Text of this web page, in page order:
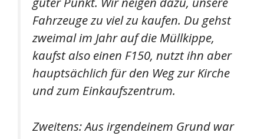
Fahrzeuge zu viel zu kaufen. Du gehst
zweimal im Jahr auf die Müllkippe,
kaufst also einen F150, nutzt ihn aber
hauptsächlich für den Weg zur Kirche
und zum Einkaufszentrum.
Zweitens: Aus irgendeinem Grund war